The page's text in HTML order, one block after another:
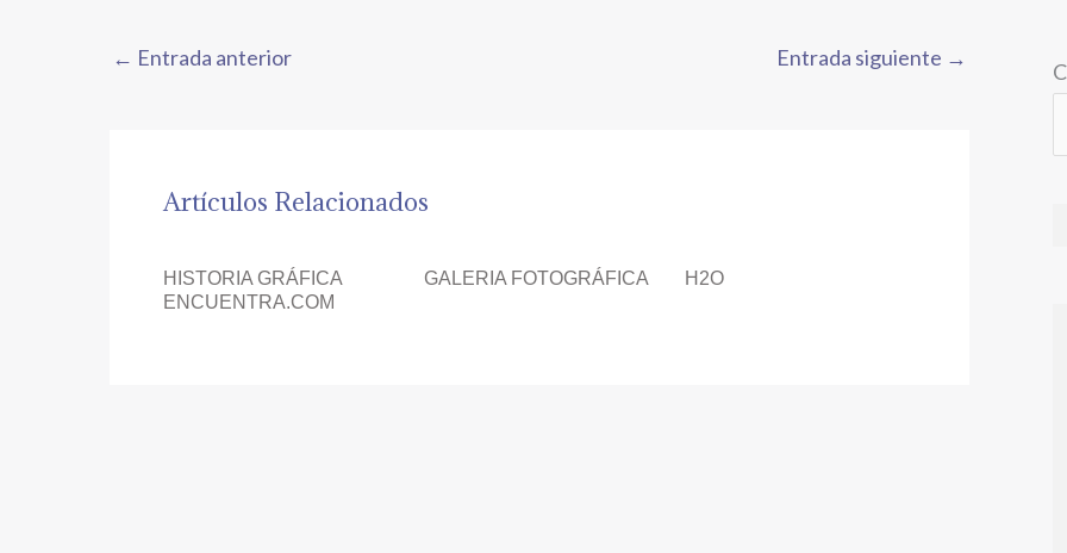
← Entrada anterior Entrada siguiente →
Artículos Relacionados
HISTORIA GRÁFICA
ENCUENTRA.COM
GALERIA FOTOGRÁFICA H2O